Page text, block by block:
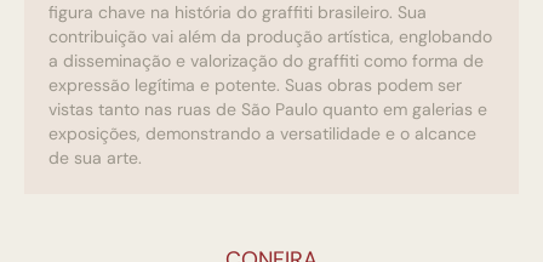
figura chave na história do graffiti brasileiro. Sua
contribuição vai além da produção artística, englobando
a disseminação e valorização do graffiti como forma de
expressão legítima e potente. Suas obras podem ser
vistas tanto nas ruas de São Paulo quanto em galerias e
exposições, demonstrando a versatilidade e o alcance
de sua arte.